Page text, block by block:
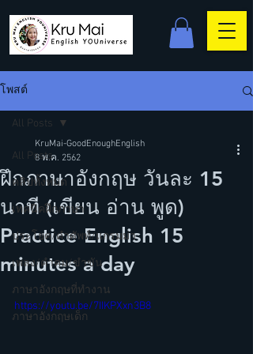
โพสต์
All Posts
คลิปทั้งหมด
เทคนิคฝึกภาษา
ประโยค/คำศัพท์/แกรมม่า
เพลง/คำคม/ขำขัน
ภาษาอังกฤษที่ทำงาน
ภาษาอังกฤษเด็ก
All Posts
ฝึกภาษาอังกฤษ วันละ 15
นาที (เขียน อ่าน พูด)
Practice English 15
minutes a day
KruMai-GoodEnoughEnglish
8 พ.ค. 2562
https://youtu.be/7IIKPXxn3B8